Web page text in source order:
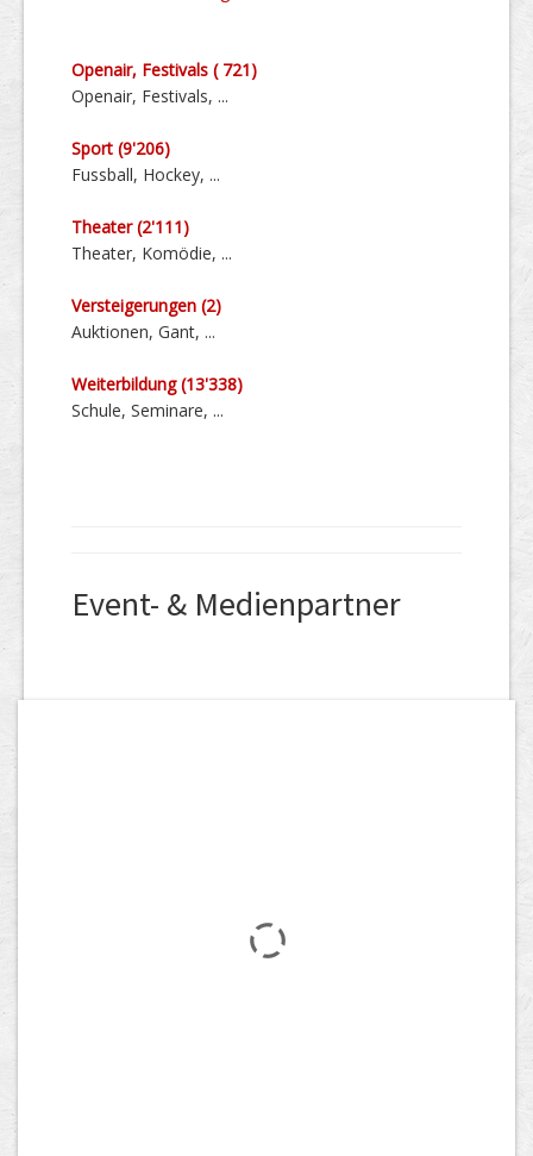
Openair, Festivals ( 721)
Openair, Festivals, ...
Sport (9'206)
Fussball, Hockey, ...
Theater (2'111)
Theater, Komödie, ...
Versteige­rungen (2)
Auktionen, Gant, ...
Weiter­bildung (13'338)
Schule, Seminare, ...
Event- & Medienpartner